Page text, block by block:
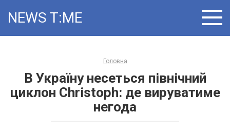
NEWS T:ME
Головна
В Україну несеться північний
циклон Christoph: де вируватиме
негода